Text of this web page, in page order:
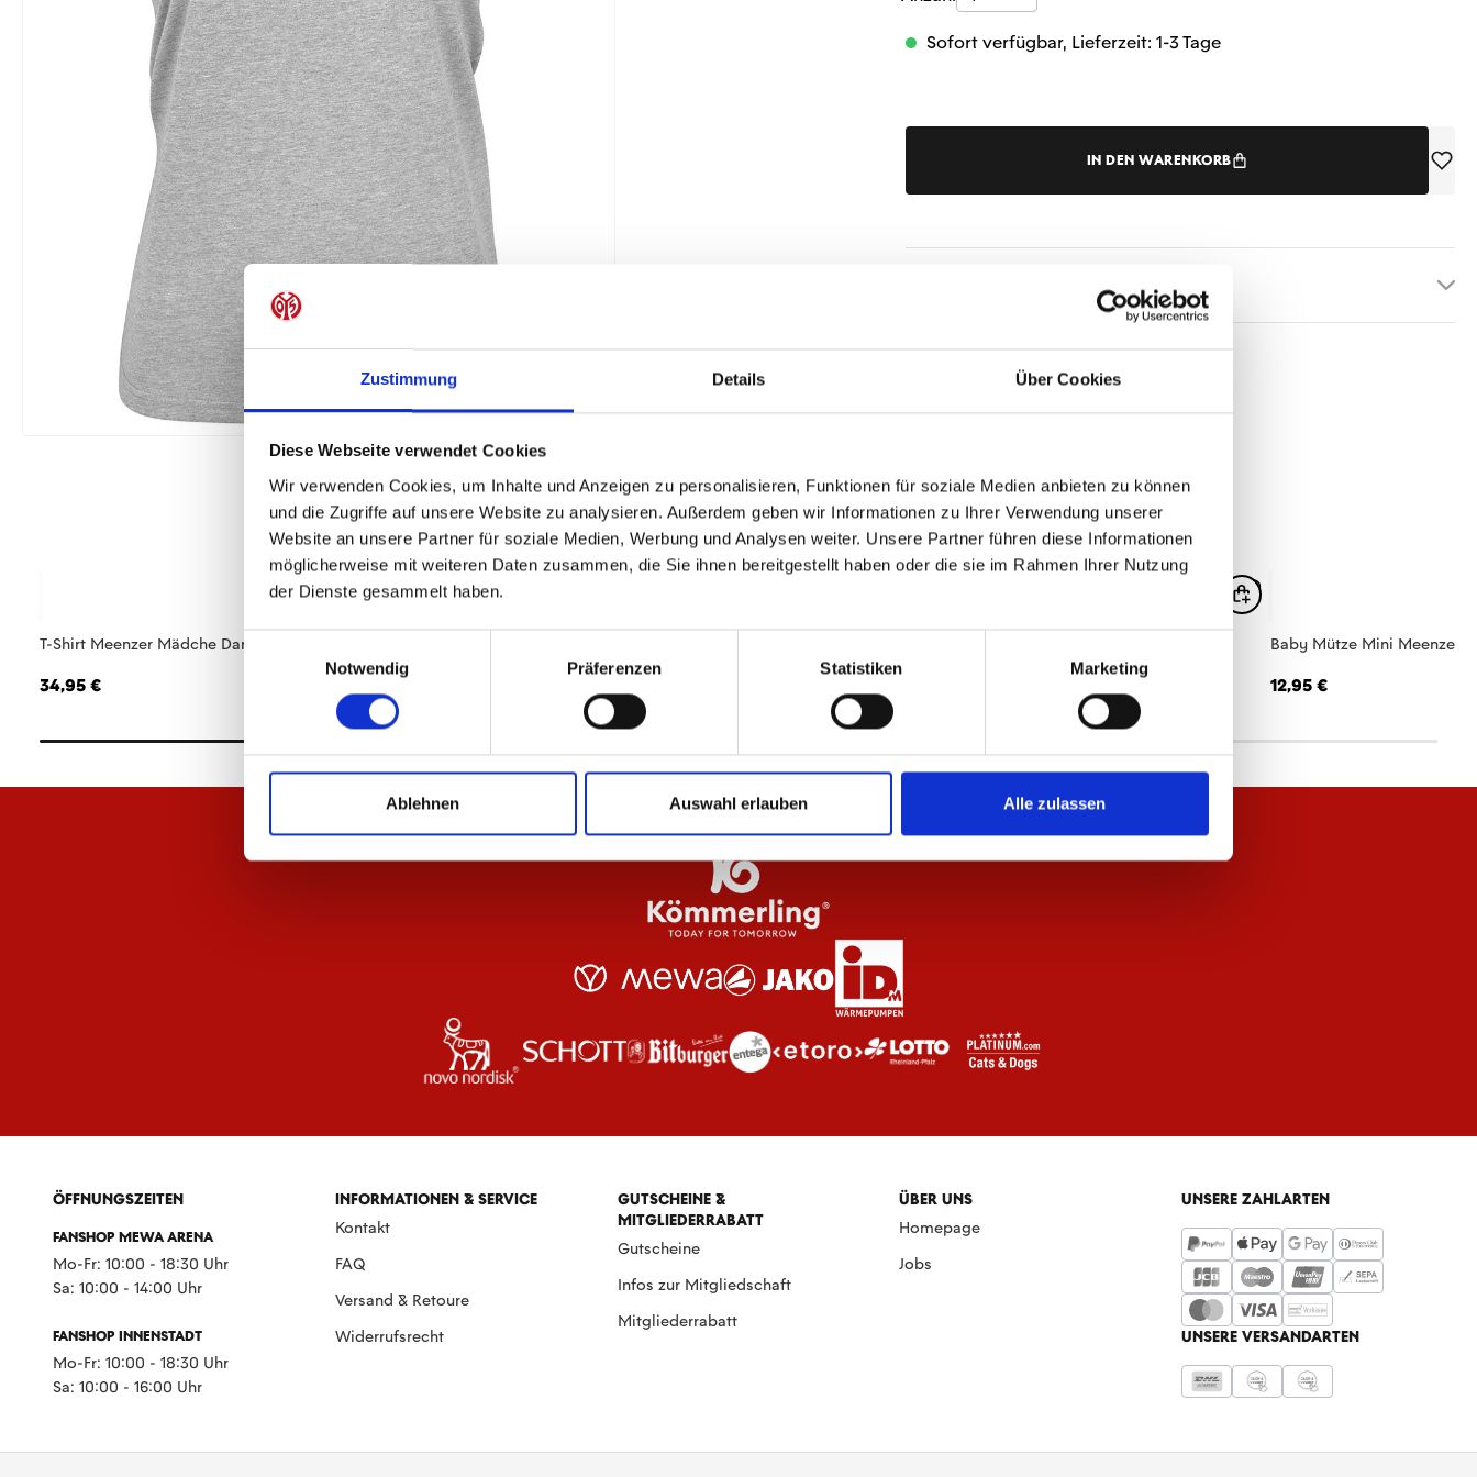
Zustimmung Details Über Cookies
Diese Webseite verwendet Cookies
Wir verwenden Cookies, um Inhalte und Anzeigen zu personalisieren, Funktionen für soziale Medien anbieten zu können
und die Zugriffe auf unsere Website zu analysieren. Außerdem geben wir Informationen zu Ihrer Verwendung unserer
Website an unsere Partner für soziale Medien, Werbung und Analysen weiter. Unsere Partner führen diese Informationen
möglicherweise mit weiteren Daten zusammen, die Sie ihnen bereitgestellt haben oder die sie im Rahmen Ihrer Nutzung
der Dienste gesammelt haben.
Einwilligungsauswahl
Notwendig
Präferenzen Statistiken Marketing
Ablehnen Auswahl erlauben Alle zulassen
Sofort verfügbar, Lieferzeit: 1-3 Tage
IN DEN WARENKORB
ÄHNLICHE PRODUKTE
T-Shirt Meenzer Mädche Damen
34,95 € 84,95 €
Baby Mütze Mini Meenzer
12,95 €
ÖFFNUNGSZEITEN
FANSHOP MEWA ARENA
Mo-Fr: 10:00 - 18:30 Uhr
Sa: 10:00 - 14:00 Uhr
FANSHOP INNENSTADT
Mo-Fr: 10:00 - 18:30 Uhr
Sa: 10:00 - 16:00 Uhr
INFORMATIONEN & SERVICE
Kontakt
FAQ
Versand & Retoure
Widerrufsrecht
GUTSCHEINE &
MITGLIEDERRABATT
Gutscheine
Infos zur Mitgliedschaft
Mitgliederrabatt
ÜBER UNS
Homepage
Jobs
UNSERE ZAHLARTEN
UNSERE VERSANDARTEN